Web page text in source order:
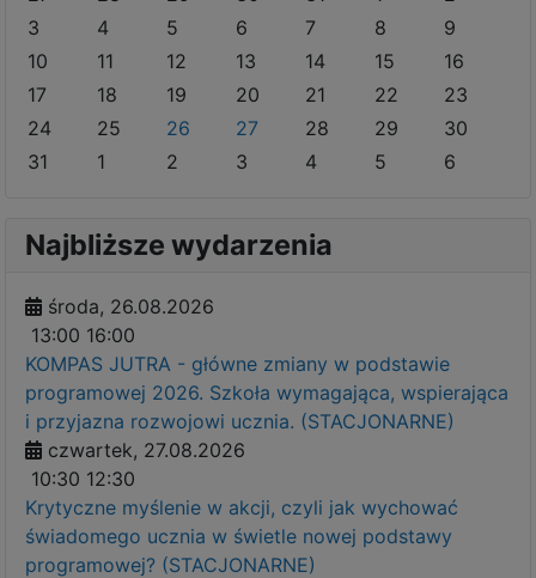
3
4 5 6 7 8
9
10
11 12 13 14 15
16
17
18 19 20 21 22
23
24
25 26 27 28 29
30
31
1 2 3 4 5 6
Najbliższe wydarzenia
środa, 26.08.2026
13:00 16:00
KOMPAS JUTRA - główne zmiany w podstawie
programowej 2026. Szkoła wymagająca, wspierająca
i przyjazna rozwojowi ucznia. (STACJONARNE)
czwartek, 27.08.2026
10:30 12:30
Krytyczne myślenie w akcji, czyli jak wychować
świadomego ucznia w świetle nowej podstawy
programowej? (STACJONARNE)